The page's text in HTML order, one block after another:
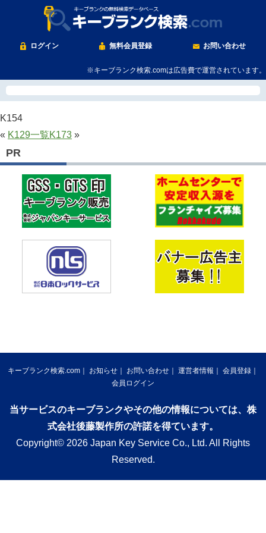
ログイン 無料会員登録 お問い合わせ
※キーブランク検索.comは広告費で運営されています。
K154
« K129一覧K173 »
PR
キーブランク検索.com お知らせ お問い合わせ 運営者情報
会員登録
会員ログイン
当サービスのキーブランクやその他の情報については、株
式会社後藤製作所の許諾を得ています。
Copyright© 2026 Japan Key Service Co., Ltd. All Rights
Reserved.